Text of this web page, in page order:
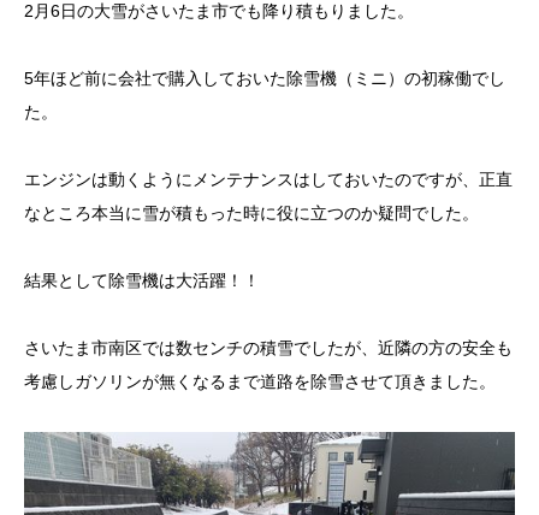
2月6日の大雪がさいたま市でも降り積もりました。
5年ほど前に会社で購入しておいた除雪機（ミニ）の初稼働でし
た。
エンジンは動くようにメンテナンスはしておいたのですが、正直
なところ本当に雪が積もった時に役に立つのか疑問でした。
結果として除雪機は大活躍！！
さいたま市南区では数センチの積雪でしたが、近隣の方の安全も
考慮しガソリンが無くなるまで道路を除雪させて頂きました。